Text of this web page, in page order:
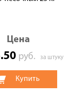
Цена
руб. за штуку
Купить